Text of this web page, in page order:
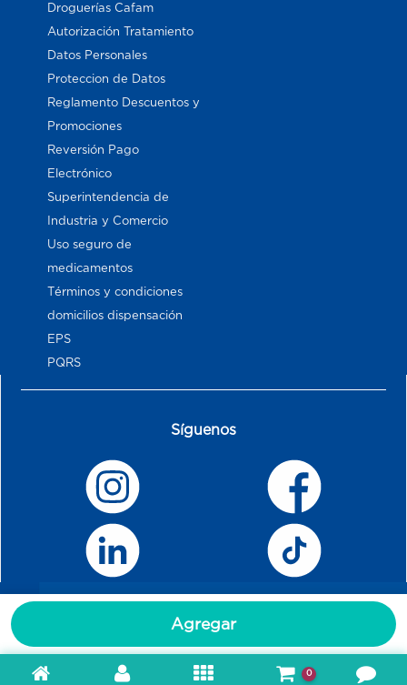
Agregar
Droguerías Cafam
Autorización Tratamiento
Datos Personales
Proteccion de Datos
Reglamento Descuentos y
Promociones
Reversión Pago
Electrónico
Superintendencia de
Industria y Comercio
Uso seguro de
medicamentos
Términos y condiciones
domicilios dispensación
EPS
PQRS
Síguenos
0